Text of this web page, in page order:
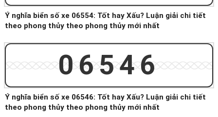
Ý nghĩa biển số xe 06554: Tốt hay Xấu? Luận giải chi tiết
theo phong thủy theo phong thủy mới nhất
06546
Ý nghĩa biển số xe 06546: Tốt hay Xấu? Luận giải chi tiết
theo phong thủy theo phong thủy mới nhất